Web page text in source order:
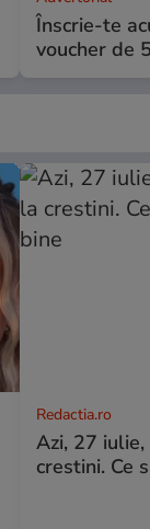
Înscrie-te
voucher de
Redactia.ro
Azi, 27
crestini. Ce